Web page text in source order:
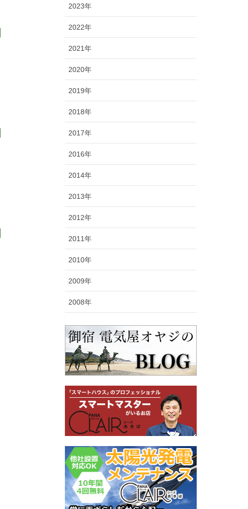
2023年
2022年
2021年
2020年
2019年
2018年
2017年
2016年
2014年
2013年
2012年
2011年
2010年
2009年
2008年